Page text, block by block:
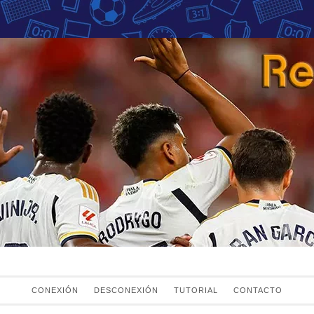
CONEXIÓN DESCONEXIÓN TUTORIAL CONTACTO